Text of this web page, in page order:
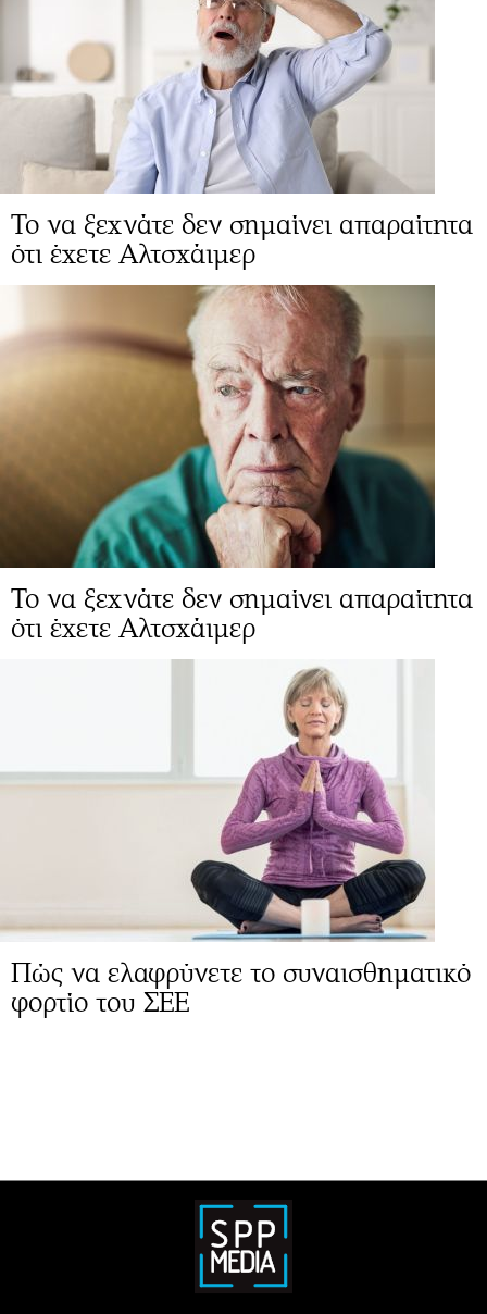
Το να ξεχνάτε δεν σημαίνει απαραίτητα
ότι έχετε Αλτσχάιμερ
Το να ξεχνάτε δεν σημαίνει απαραίτητα
ότι έχετε Αλτσχάιμερ
Πώς να ελαφρύνετε το συναισθηματικό
φορτίο του ΣΕΕ